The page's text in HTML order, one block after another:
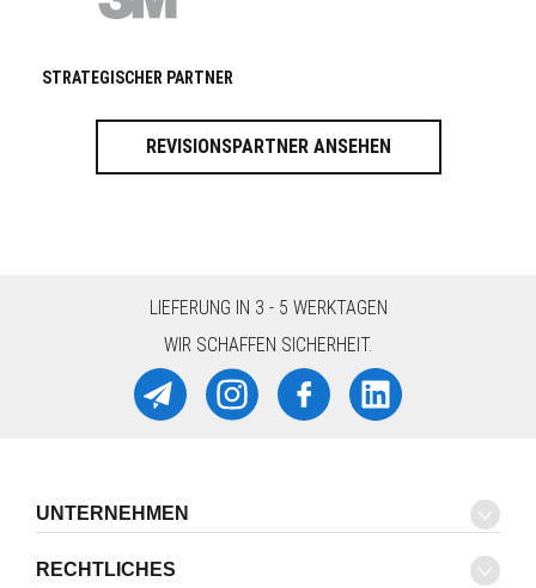
STRATEGISCHER PARTNER
REVISIONSPARTNER ANSEHEN
LIEFERUNG IN 3 - 5 WERKTAGEN
WIR SCHAFFEN SICHERHEIT.
UNTERNEHMEN
RECHTLICHES